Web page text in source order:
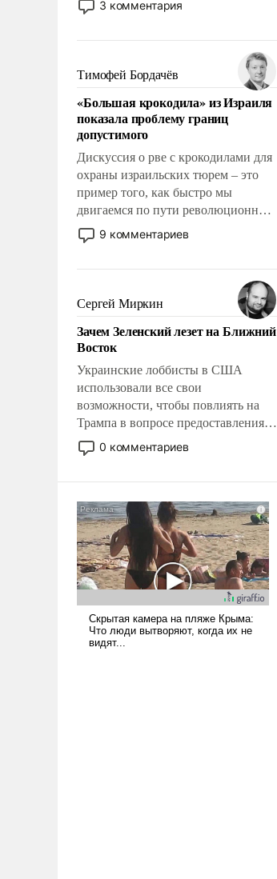
просто по определению, где его
беспрекословно оплачиваться за
счет российских
налогоплательщиков и где за свои
поступки не нужно отвечать.
3 комментария
Тимофей Бордачёв
«Большая крокодила» из Израиля
показала проблему границ
допустимого
Дискуссия о рве с крокодилами для
охраны израильских тюрем – это
пример того, как быстро мы
двигаемся по пути революционных
изменений. То, что несколько лет
назад было образом для
9 комментариев
Сергей Миркин
Зачем Зеленский лезет на Ближний
Восток
Украинские лоббисты в США
использовали все свои
возможности, чтобы повлиять на
Трампа в вопросе предоставления
вооружений своим нанимателям.
Вероятно, кому-то из тех, кто
продемонстрировать, что Украина
вступила в вооруженное
противостояние с Ираном.
0 комментариев